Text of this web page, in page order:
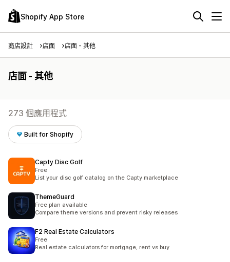
Shopify App Store
商店設計 店面 店面 - 其他
店面 - 其他
273 個應用程式
Built for Shopify
Capty Disc Golf
Free
List your disc golf catalog on the Capty marketplace
ThemeGuard
Free plan available
Compare theme versions and prevent risky releases
F2 Real Estate Calculators
Free
Real estate calculators for mortgage, rent vs buy